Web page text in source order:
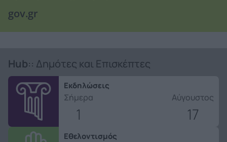
gov.gr
Hub:: Δημότες και Επισκέπτες
Εκδηλώσεις
Σήμερα
1
Αύγουστος
17
Εθελοντισμός